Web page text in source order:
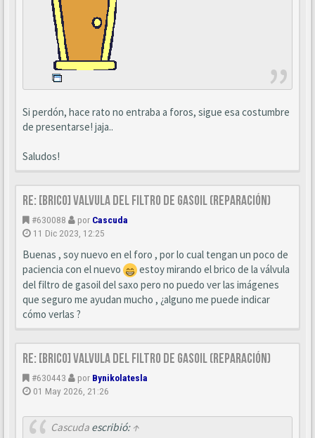
Si perdón, hace rato no entraba a foros, sigue esa costumbre
de presentarse! jaja..
Saludos!
Re: [BRICO] Valvula del filtro de gasoil (reparación)
#630088 por Cascuda
11 Dic 2023, 12:25
Buenas , soy nuevo en el foro , por lo cual tengan un poco de
paciencia con el nuevo
estoy mirando el brico de la válvula
del filtro de gasoil del saxo pero no puedo ver las imágenes
que seguro me ayudan mucho , ¿alguno me puede indicar
cómo verlas ?
Re: [BRICO] Valvula del filtro de gasoil (reparación)
#630443 por Bynikolatesla
01 May 2026, 21:26
Cascudaescribió: ↑